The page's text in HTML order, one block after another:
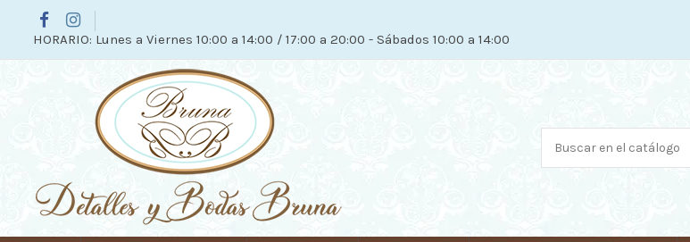
HORARIO: Lunes a Viernes 10:00 a 14:00 / 17:00 a 20:00 - Sábados 10:00 a 14:00